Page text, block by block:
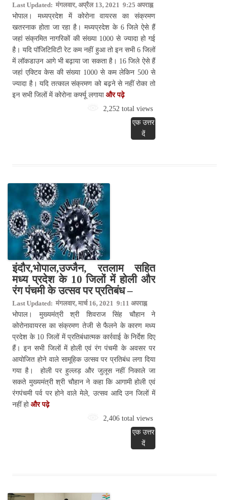
Last Updated: मंगलवार, अप्रैल 13, 2021 9:25 अपराह्न
भोपाल। मध्यप्रदेश में कोरोना वायरस का संक्रमण
खतरनाक होता जा रहा है। मध्यप्रदेश के 6 जिले ऐसे हैं
जहां संक्रमित नागरिकों की संख्या 1000 से ज्यादा हो गई
है। यदि पॉजिटिविटी रेट कम नहीं हुआ तो इन सभी 6 जिलों
में लॉकडाउन आगे भी बढ़ाया जा सकता है। 16 जिले ऐसे हैं
जहां एक्टिव केस की संख्या 1000 से कम लेकिन 500 से
ज्यादा है। यदि तत्काल संक्रमण को बढ़ने से नहीं रोका तो
इन सभी जिलों में कोरोना कर्फ्यू लगाया और पढ़े
2,252 total views
एक उत्तर
दें
इंदौर,भोपाल,उज्जैन, रतलाम सहित
मध्य प्रदेश के 10 जिलों में होली और
रंग पंचमी के उत्सव पर प्रतिबंध –
Last Updated: मंगलवार, मार्च 16, 2021 9:11 अपराह्न
भोपाल। मुख्यमंत्री श्री शिवराज सिंह चौहान ने
कोरोनावायरस का संक्रमण तेजी से फैलने के कारण मध्य
प्रदेश के 10 जिलों में प्रतिबंधात्मक कार्रवाई के निर्देश दिए
हैं। इन सभी जिलों में होली एवं रंग पंचमी के अवसर पर
आयोजित होने वाले सामूहिक उत्सव पर प्रतिबंध लगा दिया
गया है। होली पर हुल्लड़ और जुलूस नहीं निकाले जा
सकते मुख्यमंत्री श्री चौहान ने कहा कि आगामी होली एवं
रंगपंचमी पर्व पर होने वाले मेले, उत्सव आदि उन जिलों में
नहीं हो और पढ़े
2,406 total views
एक उत्तर
दें